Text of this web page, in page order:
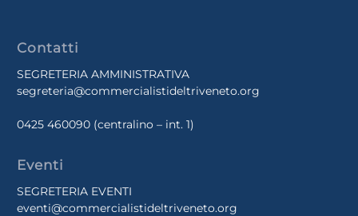
Contatti
SEGRETERIA AMMINISTRATIVA
segreteria@commercialistideltriveneto.org
0425 460090 (centralino – int. 1)
Eventi
SEGRETERIA EVENTI
eventi@commercialistideltriveneto.org